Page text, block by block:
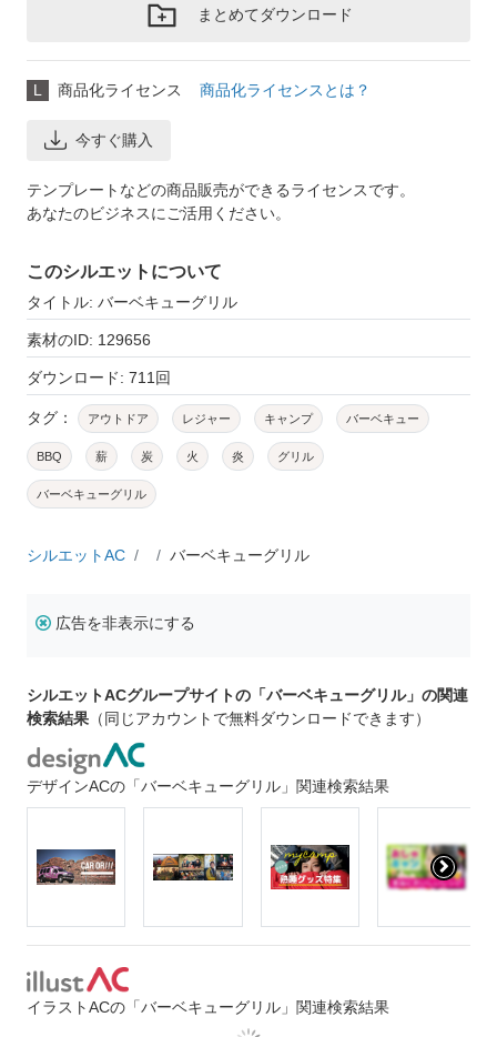
まとめてダウンロード
L 商品化ライセンス 商品化ライセンスとは？
今すぐ購入
テンプレートなどの商品販売ができるライセンスです。
あなたのビジネスにご活用ください。
このシルエットについて
タイトル: バーベキューグリル
素材のID: 129656
ダウンロード: 711回
タグ： アウトドア レジャー キャンプ バーベキュー
BBQ 薪 炭 火 炎 グリル
バーベキューグリル
シルエットAC バーベキューグリル
広告を非表示にする
シルエットACグループサイトの「バーベキューグリル」の関連
検索結果 （同じアカウントで無料ダウンロードできます）
デザインACの「バーベキューグリル」関連検索結果
イラストACの「バーベキューグリル」関連検索結果